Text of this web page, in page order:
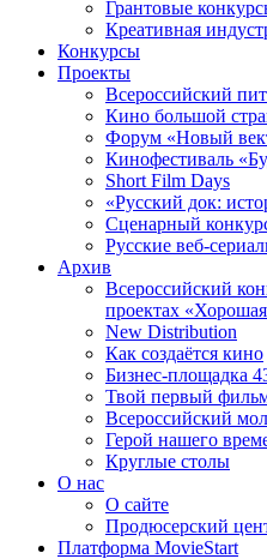
Грантовые
Креативная
Конкурсы
Проекты
Всероссийский
Кино большой
Форум «Новый
Кинофестиваль
Short Film Days
«Русский док:
Сценарный
Русские веб-
Архив
Всероссийский
проектах
New Distribution
Как создаётся кино
Бизнес-площадка
Твой первый
Всероссийский
Герой нашего
Круглые столы
О нас
О сайте
Продюсерский
Платформа MovieStart